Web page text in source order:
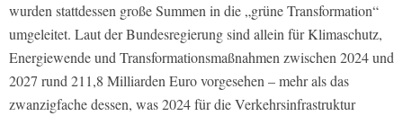
wurden stattdessen große Summen in die „grüne Transformation“
umgeleitet. Laut der Bundesregierung sind allein für Klimaschutz,
Energiewende und Transformationsmaßnahmen zwischen 2024 und
2027 rund 211,8 Milliarden Euro vorgesehen – mehr als das
zwanzigfache dessen, was 2024 für die Verkehrsinfrastruktur